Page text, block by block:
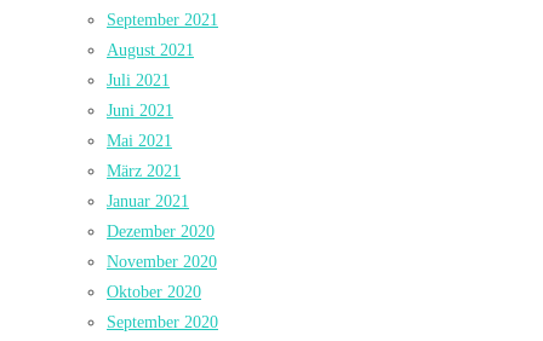
September 2021
August 2021
Juli 2021
Juni 2021
Mai 2021
März 2021
Januar 2021
Dezember 2020
November 2020
Oktober 2020
September 2020